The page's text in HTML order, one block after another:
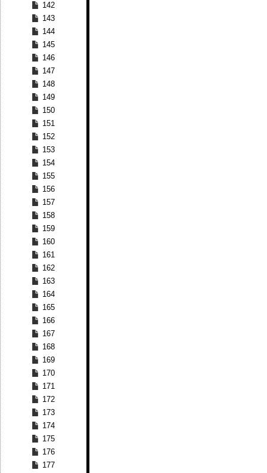
142
143
144
145
146
147
148
149
150
151
152
153
154
155
156
157
158
159
160
161
162
163
164
165
166
167
168
169
170
171
172
173
174
175
176
177